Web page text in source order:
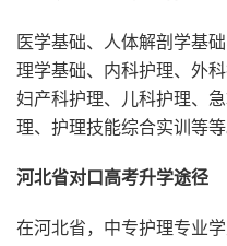
医学基础、人体解剖学基
理学基础、内科护理、外
妇产科护理、儿科护理、
理、护理技能综合实训等等
河北省对口高考升学途径
在河北省，中专护理专业